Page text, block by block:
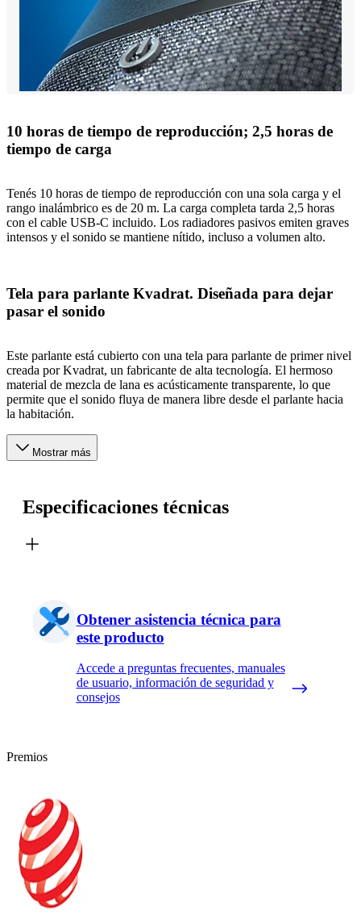
10 horas de tiempo de reproducción; 2,5 horas de
tiempo de carga
Tenés 10 horas de tiempo de reproducción con una sola carga y el
rango inalámbrico es de 20 m. La carga completa tarda 2,5 horas
con el cable USB-C incluido. Los radiadores pasivos emiten graves
intensos y el sonido se mantiene nítido, incluso a volumen alto.
Tela para parlante Kvadrat. Diseñada para dejar
pasar el sonido
Este parlante está cubierto con una tela para parlante de primer nivel
creada por Kvadrat, un fabricante de alta tecnología. El hermoso
material de mezcla de lana es acústicamente transparente, lo que
permite que el sonido fluya de manera libre desde el parlante hacia
la habitación.
Mostrar más
Especificaciones técnicas
Obtener asistencia técnica para
este producto
Accede a preguntas frecuentes, manuales
de usuario, información de seguridad y
consejos
Premios